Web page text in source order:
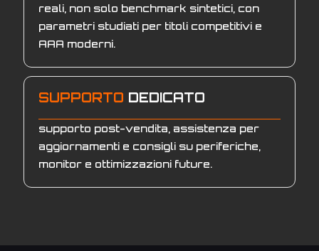
reali, non solo benchmark sintetici, con
parametri studiati per titoli competitivi e
AAA moderni.
SUPPORTO DEDICATO
supporto post-vendita, assistenza per
aggiornamenti e consigli su periferiche,
monitor e ottimizzazioni future.